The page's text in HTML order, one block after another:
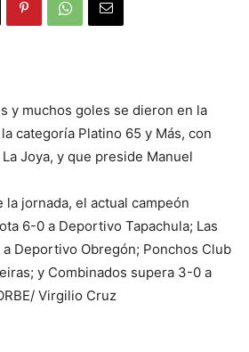
y muchos goles se dieron en la
categoría Platino 65 y Más, con
Joya, y que preside Manuel
la jornada, el actual campeón
6-0 a Deportivo Tapachula; Las
Deportivo Obregón; Ponchos Club
y Combinados supera 3-0 a
Virgilio Cruz